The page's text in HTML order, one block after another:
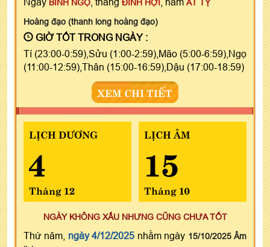
BÍNH NGỌ ĐINH HỢI
ẤT TỴ
Hoàng đạo (thanh long hoàng đạo)
GIỜ TỐT TRONG NGÀY :
Tí (23:00-0:59),Sửu (1:00-2:59),Mão (5:00-6:59),Ngọ
(11:00-12:59),Thân (15:00-16:59),Dậu (17:00-18:59)
XEM CHI TIẾT
LỊCH DƯƠNG
4
Tháng 12
LỊCH ÂM
15
Tháng 10
NGÀY KHÔNG XẤU NHƯNG CŨNG CHƯA TỐT
Thứ năm, ngày 4/12/2025 nhằm ngày 15/10/2025 Âm